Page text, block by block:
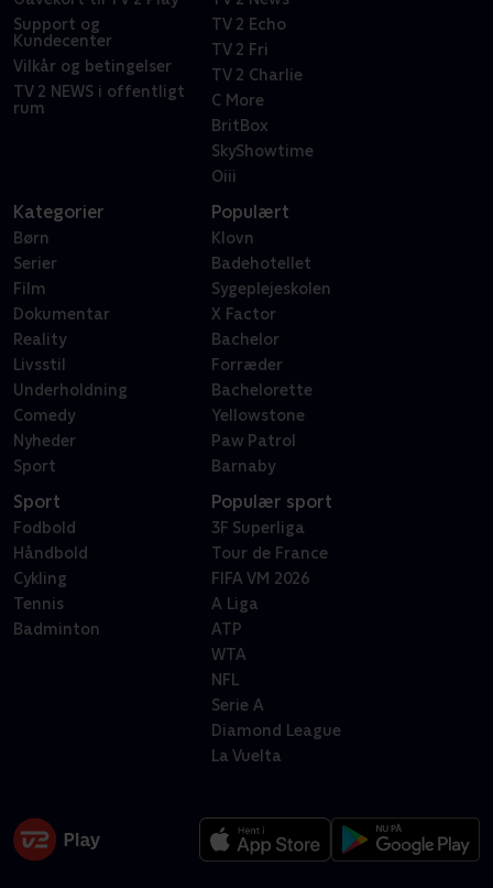
Support og
Kundecenter
Vilkår og betingelser
TV 2 NEWS i offentligt
rum
TV 2 Echo
TV 2 Fri
TV 2 Charlie
C More
BritBox
SkyShowtime
Oiii
Kategorier
Børn
Serier
Film
Dokumentar
Reality
Livsstil
Underholdning
Comedy
Nyheder
Sport
Populært
Klovn
Badehotellet
Sygeplejeskolen
X Factor
Bachelor
Forræder
Bachelorette
Yellowstone
Paw Patrol
Barnaby
Sport
Fodbold
Håndbold
Cykling
Tennis
Badminton
Populær sport
3F Superliga
Tour de France
FIFA VM 2026
A Liga
ATP
WTA
NFL
Serie A
Diamond League
La Vuelta